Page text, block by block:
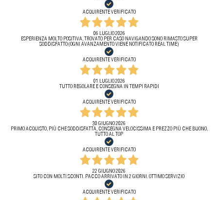
ACQUIRENTE VERIFICATO
06 LUGLIO 2026
ESPERIENZA MOLTO POSITIVA, TROVATO PER CASO NAVIGANDO SONO RIMASTO SUPER
SODDISFATTO (OGNI AVANZAMENTO VIENE NOTIFICATO REAL TIME)
ACQUIRENTE VERIFICATO
01 LUGLIO 2026
TUTTO REGOLARE E CONSEGNA IN TEMPI RAPIDI
ACQUIRENTE VERIFICATO
30 GIUGNO 2026
PRIMO ACQUISTO, PIÙ CHE SODDISFATTA, CONSEGNA VELOCISSIMA E PREZZO PIÙ CHE BUONO,
TUTTO AL TOP
ACQUIRENTE VERIFICATO
22 GIUGNO 2026
SITO CON MOLTI SCONTI. PACCO ARRIVATO IN 2 GIORNI. OTTIMO SERVIZIO
ACQUIRENTE VERIFICATO